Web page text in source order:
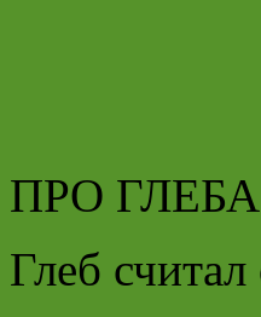
ПРО ГЛЕБА
Глеб